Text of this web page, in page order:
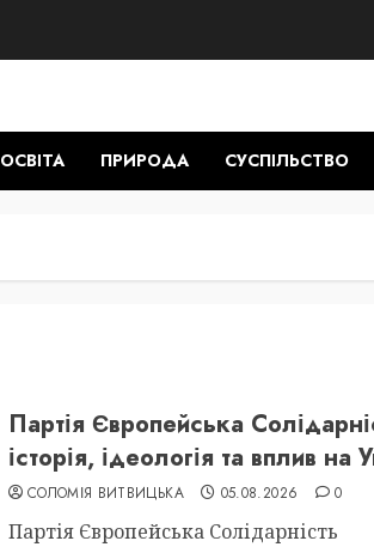
ОСВІТА ПРИРОДА СУСПІЛЬСТВО
Партія Європейська
історія, ідеологія та вплив на
СОЛОМІЯ ВИТВИЦЬКА 05.08.2026 0
Партія Європейська Солідарність